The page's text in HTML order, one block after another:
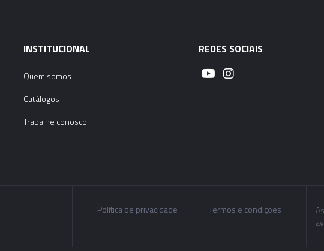
INSTITUCIONAL
Quem somos
Catálogos
Trabalhe conosco
REDES SOCIAIS
Política de privacidade Termos e condições